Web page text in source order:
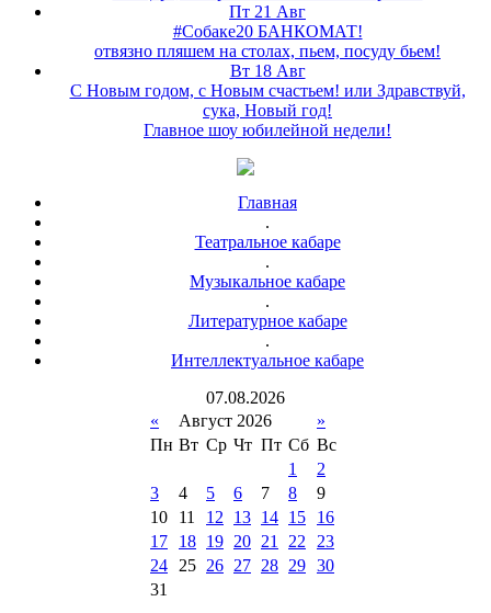
Пт 21 Авг
#Собаке20 БАНКОМАТ!
отвязно пляшем на столах, пьем, посуду бьем!
Вт 18 Авг
С Новым годом, с Новым счастьем! или Здравствуй,
сука, Новый год!
Главное шоу юбилейной недели!
Главная
.
Театральное кабаре
.
Музыкальное кабаре
.
Литературное кабаре
.
Интеллектуальное кабаре
07.08.2026
«
Август 2026
»
Пн Вт Ср Чт Пт Сб Вс
1
2
3
4 5 6 7 8
9
10
11 12 13 14 15
16
17
18 19 20 21 22
23
24
25 26 27 28 29 30
31